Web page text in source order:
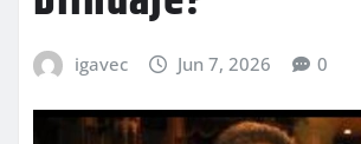
igavec Jun 7, 2026 0